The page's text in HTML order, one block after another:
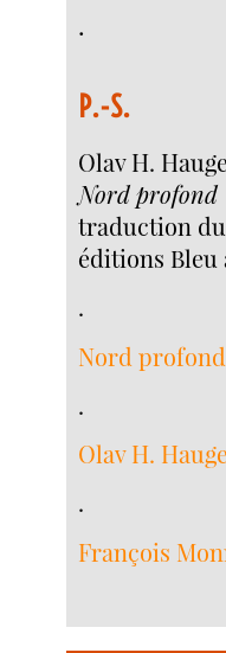
.
P.-S.
Olav H. Hauge
Nord profond
traduction
éditions Bleu
.
Nord profond
.
Olav H. Hauge
.
François